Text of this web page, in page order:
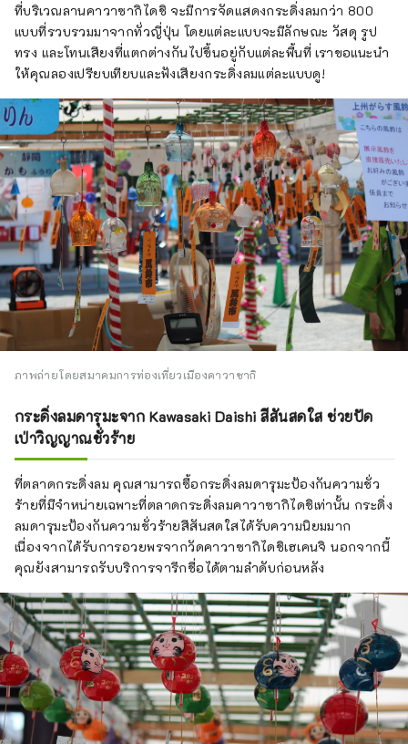
ที่บริเวณลานคาวาซากิไดชิ จะมีการจัดแสดงกระดิ่งลมกว่า 800
แบบที่รวบรวมมาจากทั่วญี่ปุ่น โดยแต่ละแบบจะมีลักษณะ วัสดุ รูป
ทรง และโทนเสียงที่แตกต่างกันไปขึ้นอยู่กับแต่ละพื้นที่ เราขอแนะนำ
ให้คุณลองเปรียบเทียบและฟังเสียงกระดิ่งลมแต่ละแบบดู!
ภาพถ่ายโดยสมาคมการท่องเที่ยวเมืองคาวาซากิ
กระดิ่งลมดารุมะจาก Kawasaki Daishi สีสันสดใส ช่วยปัด
เป่าวิญญาณชั่วร้าย
ที่ตลาดกระดิ่งลม คุณสามารถซื้อกระดิ่งลมดารุมะป้องกันความชั่ว
ร้ายที่มีจำหน่ายเฉพาะที่ตลาดกระดิ่งลมคาวาซากิไดชิเท่านั้น กระดิ่ง
ลมดารุมะป้องกันความชั่วร้ายสีสันสดใสได้รับความนิยมมาก
เนื่องจากได้รับการอวยพรจากวัดคาวาซากิไดชิเฮเคนจิ นอกจากนี้
คุณยังสามารถรับบริการจารึกชื่อได้ตามลำดับก่อนหลัง